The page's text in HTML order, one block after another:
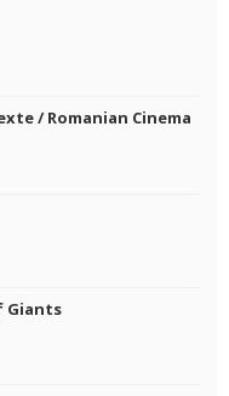
/ Romanian Cinema
Giants